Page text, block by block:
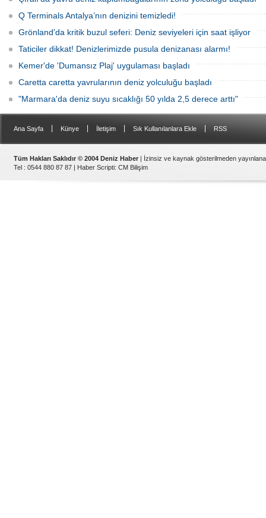
Q Terminals Antalya’nın denizini temizledi!
Grönland'da kritik buzul seferi: Deniz seviyeleri için saat işliyor
Taticiler dikkat! Denizlerimizde pusula denizanası alarmı!
Kemer'de 'Dumansız Plaj' uygulaması başladı
Caretta caretta yavrularının deniz yolculuğu başladı
"Marmara'da deniz suyu sıcaklığı 50 yılda 2,5 derece arttı"
Ana Sayfa Künye İletişim Sık Kullanılanlara Ekle RSS
Tüm Hakları Saklıdır © 2004 Deniz Haber | İzinsiz ve kaynak gösterilmeden
Tel : 0544 880 87 87 | Haber Scripti: CM Bilişim